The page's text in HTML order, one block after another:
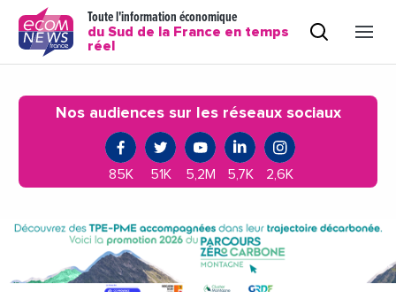
Toute l'information économique
du Sud de la France en temps
réel
Nos audiences sur les réseaux sociaux
85K 51K 5,2M 5,7K 2,6K